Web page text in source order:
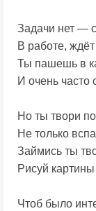
Задачи нет —
В работе, ждёт
Ты пашешь в
И очень
Но ты твори
Не только
Займись ты
Рисуй
Чтоб было